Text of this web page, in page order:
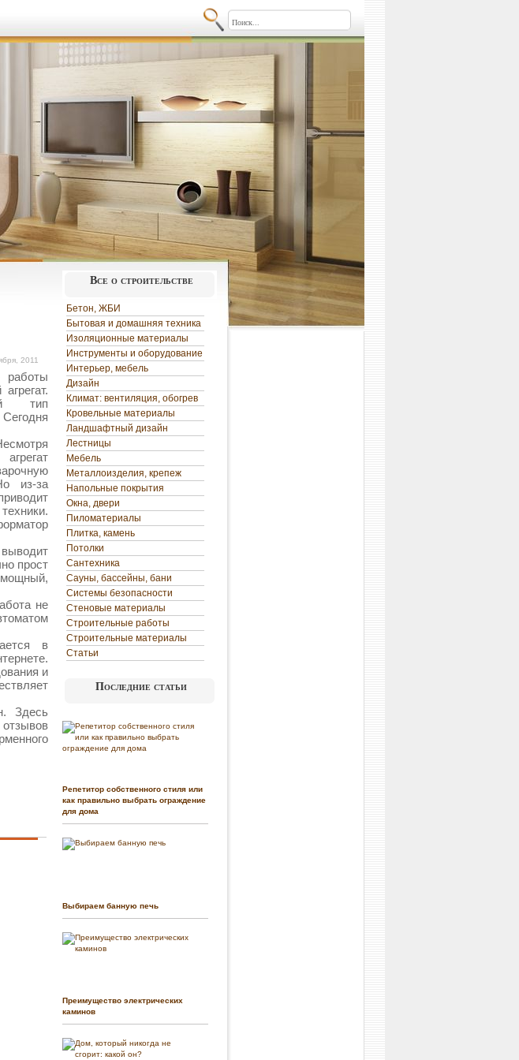
2011
работы
тип
из-за
прост
мощный,
не
в
и
Здесь
Все о строительстве
Бетон, ЖБИ
Бытовая и домашняя техника
Изоляционные материалы
Инструменты и оборудование
Интерьер, мебель
Дизайн
Климат: вентиляция, обогрев
Кровельные материалы
Ландшафтный дизайн
Лестницы
Мебель
Металлоизделия, крепеж
Напольные покрытия
Окна, двери
Пиломатериалы
Плитка, камень
Потолки
Сантехника
Сауны, бассейны, бани
Системы безопасности
Стеновые материалы
Строительные работы
Строительные материалы
Статьи
Последние статьи
Репетитор собственного стиля или
как правильно выбрать ограждение
для дома
Выбираем банную печь
Преимущество электрических
каминов